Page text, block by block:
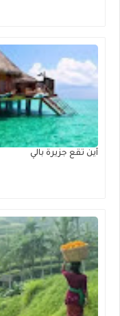
أين تقع جزيرة بالي